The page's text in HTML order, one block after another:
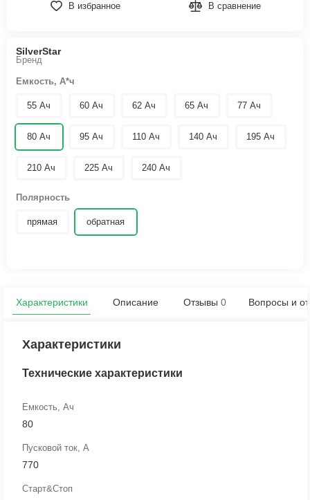
SilverStar
Бренд
Емкость, А*ч
55 Ач 60 Ач 62 Ач 65 Ач 77 Ач
80 Ач 95 Ач 110 Ач 140 Ач 195 Ач
210 Ач 225 Ач 240 Ач
Полярность
прямая обратная
В избранное В сравнение
Характеристики Описание Отзывы 0 Вопросы и
Характеристики
Технические характеристики
Емкость, Ач
80
Пусковой ток, А
770
Старт&Стоп